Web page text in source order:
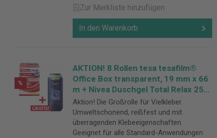
Zur Merkliste hinzufügen
In den Warenkorb
%
AKTION! 8 Rollen tesa tesafilm®
Office Box transparent, 19 mm x 66
m + Nivea Duschgel Total Relax 250
ml GRATIS
Aktion! Die Großrolle für Vielkleber.
Umweltschonend, reißfest und mit
überragenden Klebeeigenschaften.
Geeignet für alle Standard-Anwendungen